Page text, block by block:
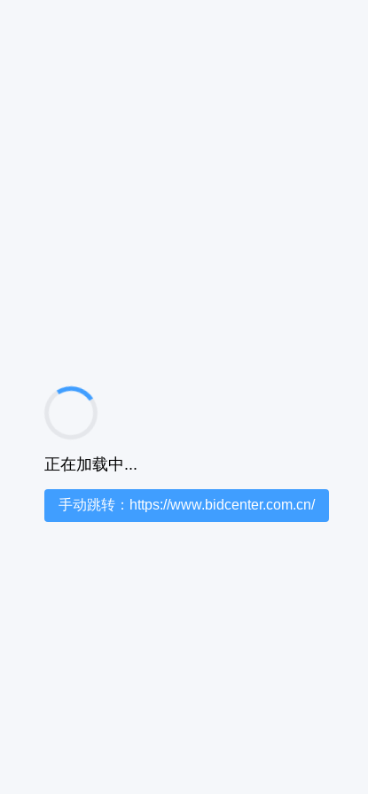
正在加载中...
手动跳转：https://www.bidcenter.com.cn/